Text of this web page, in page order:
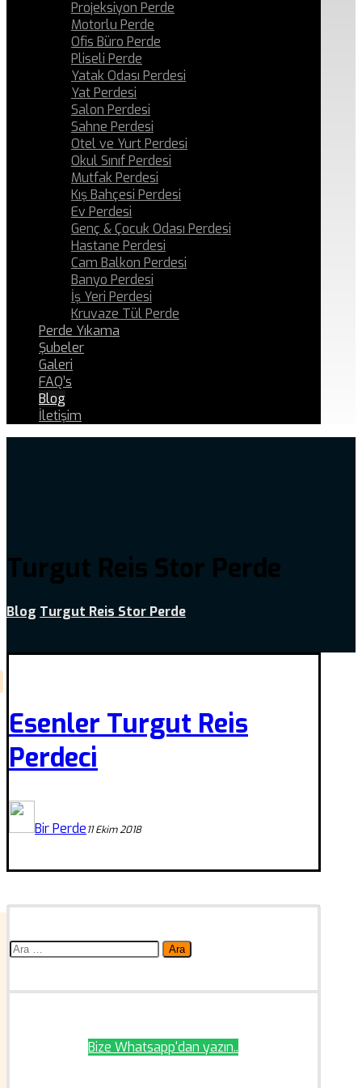
Projeksiyon Perde
Motorlu Perde
Ofis Büro Perde
Pliseli Perde
Yatak Odası Perdesi
Yat Perdesi
Salon Perdesi
Sahne Perdesi
Otel ve Yurt Perdesi
Okul Sınıf Perdesi
Mutfak Perdesi
Kış Bahçesi Perdesi
Ev Perdesi
Genç & Çocuk Odası Perdesi
Hastane Perdesi
Cam Balkon Perdesi
Banyo Perdesi
İş Yeri Perdesi
Kruvaze Tül Perde
Perde Yıkama
Şubeler
Galeri
FAQ’s
Blog
İletişim
Turgut Reis Stor Perde
Blog Turgut Reis Stor Perde
Esenler Turgut Reis
Perdeci
Bir Perde11 Ekim 2018
Arama:
Bize Whatsapp'dan yazın..